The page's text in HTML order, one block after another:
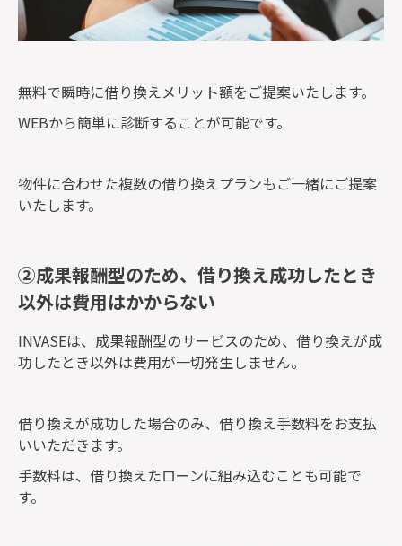
無料で瞬時に借り換えメリット額をご提案いたします。
WEBから簡単に診断することが可能です。
物件に合わせた複数の借り換えプランもご一緒にご提案
いたします。
②成果報酬型のため、借り換え成功したとき
以外は費用はかからない
INVASEは、成果報酬型のサービスのため、借り換えが成
功したとき以外は費用が一切発生しません。
借り換えが成功した場合のみ、借り換え手数料をお支払
いいただきます。
手数料は、借り換えたローンに組み込むことも可能で
す。